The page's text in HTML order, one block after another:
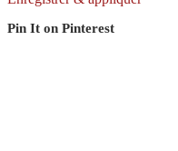
Pin It on Pinterest